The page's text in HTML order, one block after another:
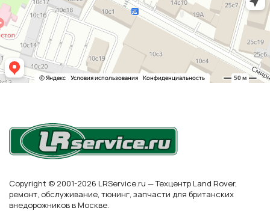
Copyright © 2001-2026 LRService.ru — Техцентр Land Rover,
ремонт, обслуживание, тюнинг, запчасти для британских
внедорожников в Москве.